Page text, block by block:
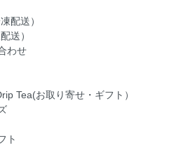
配送）
送）
わせ
Tea(お取り寄せ・ギフト）
ト